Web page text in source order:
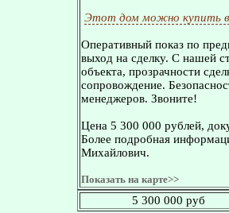
Этот дом можно купить
Оперативный показ по
выход на сделку. С нашей
объекта, прозрачности
сопровождение.
менеджеров. Звоните!
Цена 5 300 000 рублей,
Более подробная
Михайлович.
Показать на карте>>
5 300 000 руб